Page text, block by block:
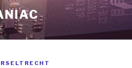
RSELTRECHT